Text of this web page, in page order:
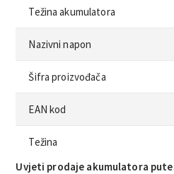
Težina akumulatora
Nazivni napon
Šifra proizvođača
EAN kod
Težina
Uvjeti prodaje akumulatora